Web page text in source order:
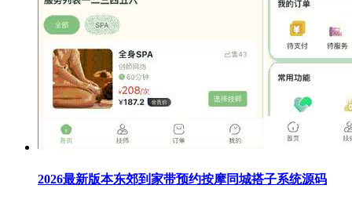
2026最新版本东郊到家带预约按摩同城搭子系统源码